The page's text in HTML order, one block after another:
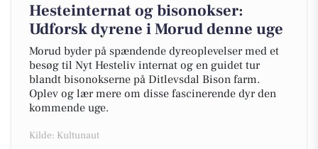
Hesteinternat og bisonokser:
Udforsk dyrene i Morud denne uge
Morud byder på spændende dyreoplevelser med et
besøg til Nyt Hesteliv internat og en guidet tur
blandt bisonokserne på Ditlevsdal Bison farm.
Oplev og lær mere om disse fascinerende dyr den
kommende uge.
Kilde: Kultunaut